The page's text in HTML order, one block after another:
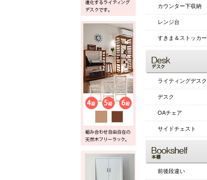
カウンター下収納
レンジ台
すきま＆ストッカー
ライティングデスク
デスク
OAチェア
サイドチェスト
前後段違い